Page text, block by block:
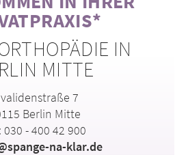
IN
MITTE
7
Berlin Mitte
030 - 400 42 900
na-klar.de